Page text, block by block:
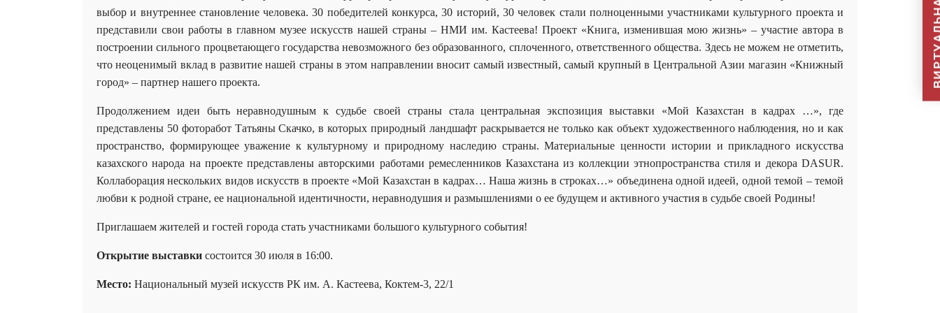
выбор и внутреннее становление человека. 30 победителей конкурса, 30 историй, 30 человек стали полноценными участниками культурного проекта и
представили свои работы в главном музее искусств нашей страны – НМИ им. Кастеева! Проект «Книга, изменившая мою жизнь» – участие автора в
построении сильного процветающего государства невозможного без образованного, сплоченного, ответственного общества. Здесь не можем не отметить,
что неоценимый вклад в развитие нашей страны в этом направлении вносит самый известный, самый крупный в Центральной Азии магазин «Книжный
город» – партнер нашего проекта.
Продолжением идеи быть неравнодушным к судьбе своей страны стала центральная экспозиция выставки «Мой Казахстан в кадрах …», где
представлены 50 фоторабот Татьяны Скачко, в которых природный ландшафт раскрывается не только как объект художественного наблюдения, но и как
пространство, формирующее уважение к культурному и природному наследию страны. Материальные ценности истории и прикладного искусства
казахского народа на проекте представлены авторскими работами ремесленников Казахстана из коллекции этнопространства стиля и декора DASUR.
Коллаборация нескольких видов искусств в проекте «Мой Казахстан в кадрах… Наша жизнь в строках…» объединена одной идеей, одной темой – темой
любви к родной стране, ее национальной идентичности, неравнодушия и размышлениями о ее будущем и активного участия в судьбе своей Родины!
Приглашаем жителей и гостей города стать участниками большого культурного события!
Открытие выставки состоится 30 июля в 16:00.
Место: Национальный музей искусств РК им. А. Кастеева, Коктем-3, 22/1